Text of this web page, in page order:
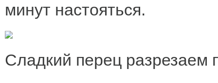
минут настояться.
Сладкий перец